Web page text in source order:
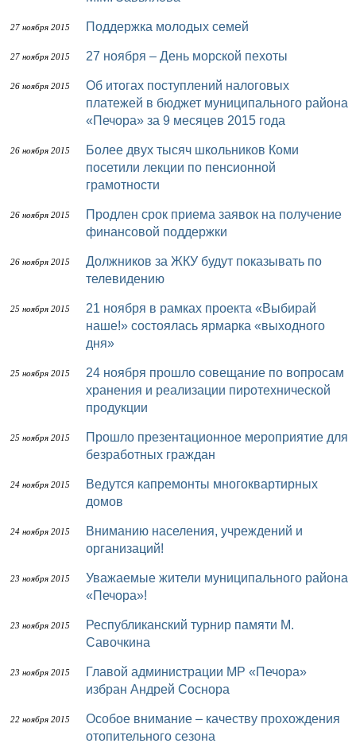
27 ноября 2015 Поддержка молодых семей
27 ноября 2015 27 ноября – День морской пехоты
26 ноября 2015
Об итогах поступлений налоговых
платежей в бюджет муниципального района
«Печора» за 9 месяцев 2015 года
26 ноября 2015
Более двух тысяч школьников Коми
посетили лекции по пенсионной
грамотности
26 ноября 2015
Продлен срок приема заявок на получение
финансовой поддержки
26 ноября 2015
Должников за ЖКУ будут показывать по
телевидению
25 ноября 2015
21 ноября в рамках проекта «Выбирай
наше!» состоялась ярмарка «выходного
дня»
25 ноября 2015
24 ноября прошло совещание по вопросам
хранения и реализации пиротехнической
продукции
25 ноября 2015
Прошло презентационное мероприятие для
безработных граждан
24 ноября 2015
Ведутся капремонты многоквартирных
домов
24 ноября 2015
Вниманию населения, учреждений и
организаций!
23 ноября 2015
Уважаемые жители муниципального района
«Печора»!
23 ноября 2015
Республиканский турнир памяти М.
Савочкина
23 ноября 2015
Главой администрации МР «Печора»
избран Андрей Соснора
22 ноября 2015
Особое внимание – качеству прохождения
отопительного сезона